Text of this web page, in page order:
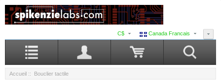
Canada Francais
C$
Accueil :: Bouclier tactile